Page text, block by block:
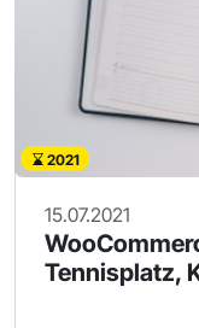
2021
15.07.2021
Tennisplatz,